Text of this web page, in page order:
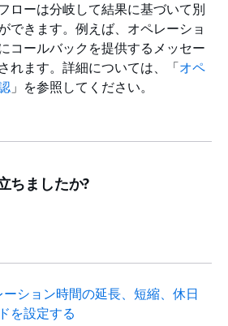
ローは分岐して結果に基づいて別
できます。例えば、オペレーショ
コールバックを提供するメッセー
れます。詳細については、「オペ
」を参照してください。
ちましたか?
ーション時間の延長、短縮、休日
を設定する